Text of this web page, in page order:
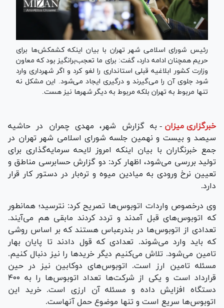
رئیس شورای اسلامی شهر تهران با بیان اینکه کشمکش‌ها برای
حریم همچنان ادامه دارد، گفت: برای ما تعجب‌برانگیز بود که معاون
وزارت کشور ابلاغیه قبلی استانداری را لغو کرد و اگر شهرداری وارد
شود جلوی آن را می‌گیرند و درگیری ایجاد می‌شود. این مشکل نه
تنها مربوط به تهران بلکه مربوط به دیگر شهر‌ها نیز هست.
خبرگزاری میزان - به گزارش شهر، مهدی چمران در حاشیه
سیصد و بیست و نهمین جلسه شورای اسلامی شهر تهران در
جمع خبرنگاران با بیان اینکه امروز لایحه سرمایه‌گذاری برای
تولید بررسی می‌شود، اظهار کرد: دو گزارش حسابرسی مناطق و
تعیین نرخ ورودی به میادین میوه و تره‌بار در دستور کار قرار
دارد.
وی درخصوص واردات اتوبوس‌ها تصریح کرد: نترسید؛ همانطور
که اتوبوس‌های قبل آمدند و تردد کردند مابقی هم می‌آیند.
تعدادی از اتوبوس‌ها در بندرعباس هستند که بر اساس روشی
که باید وارد می‌شوند. تعدادی که قول دادند تا پایان بهار
تامین می‌شود. تلاش می‌کنیم دیگر خرید‌ها را نیز دنبال کنیم.
مسئله تامین ارز است. اتوبوس‌های دوکابین نیز در حین
قرارداد است و یکی از شرکت‌ها تعداد اتوبوس‌ها را به ۴۰۰
دستگاه افزایش داده و مسئله آن ارزی است. خرید این
اتوبوس‌ها سریع است و تنها موضوع حمل آنهاست.